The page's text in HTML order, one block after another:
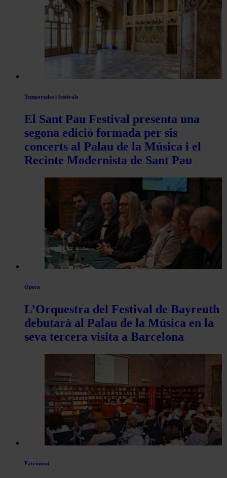
Temporades i festivals
El Sant Pau Festival presenta una
segona edició formada per sis
concerts al Palau de la Música i el
Recinte Modernista de Sant Pau
Òpera
L’Orquestra del Festival de Bayreuth
debutarà al Palau de la Música en la
seva tercera visita a Barcelona
Patrimoni